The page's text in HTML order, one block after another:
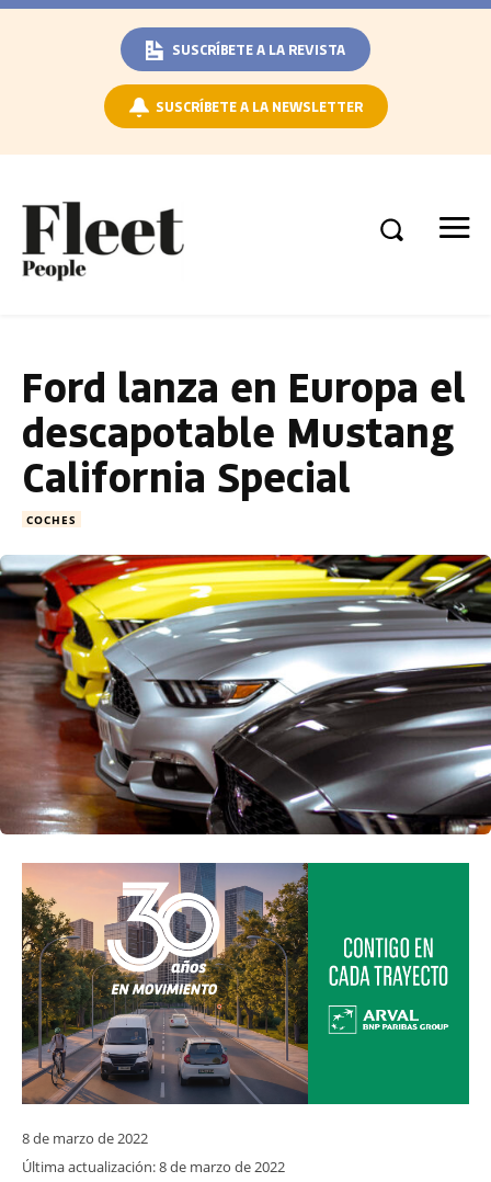
SUSCRÍBETE A LA REVISTA
SUSCRÍBETE A LA NEWSLETTER
Ford lanza en Europa el
descapotable Mustang
California Special
COCHES
8 de marzo de 2022
Última actualización:8 de marzo de 2022